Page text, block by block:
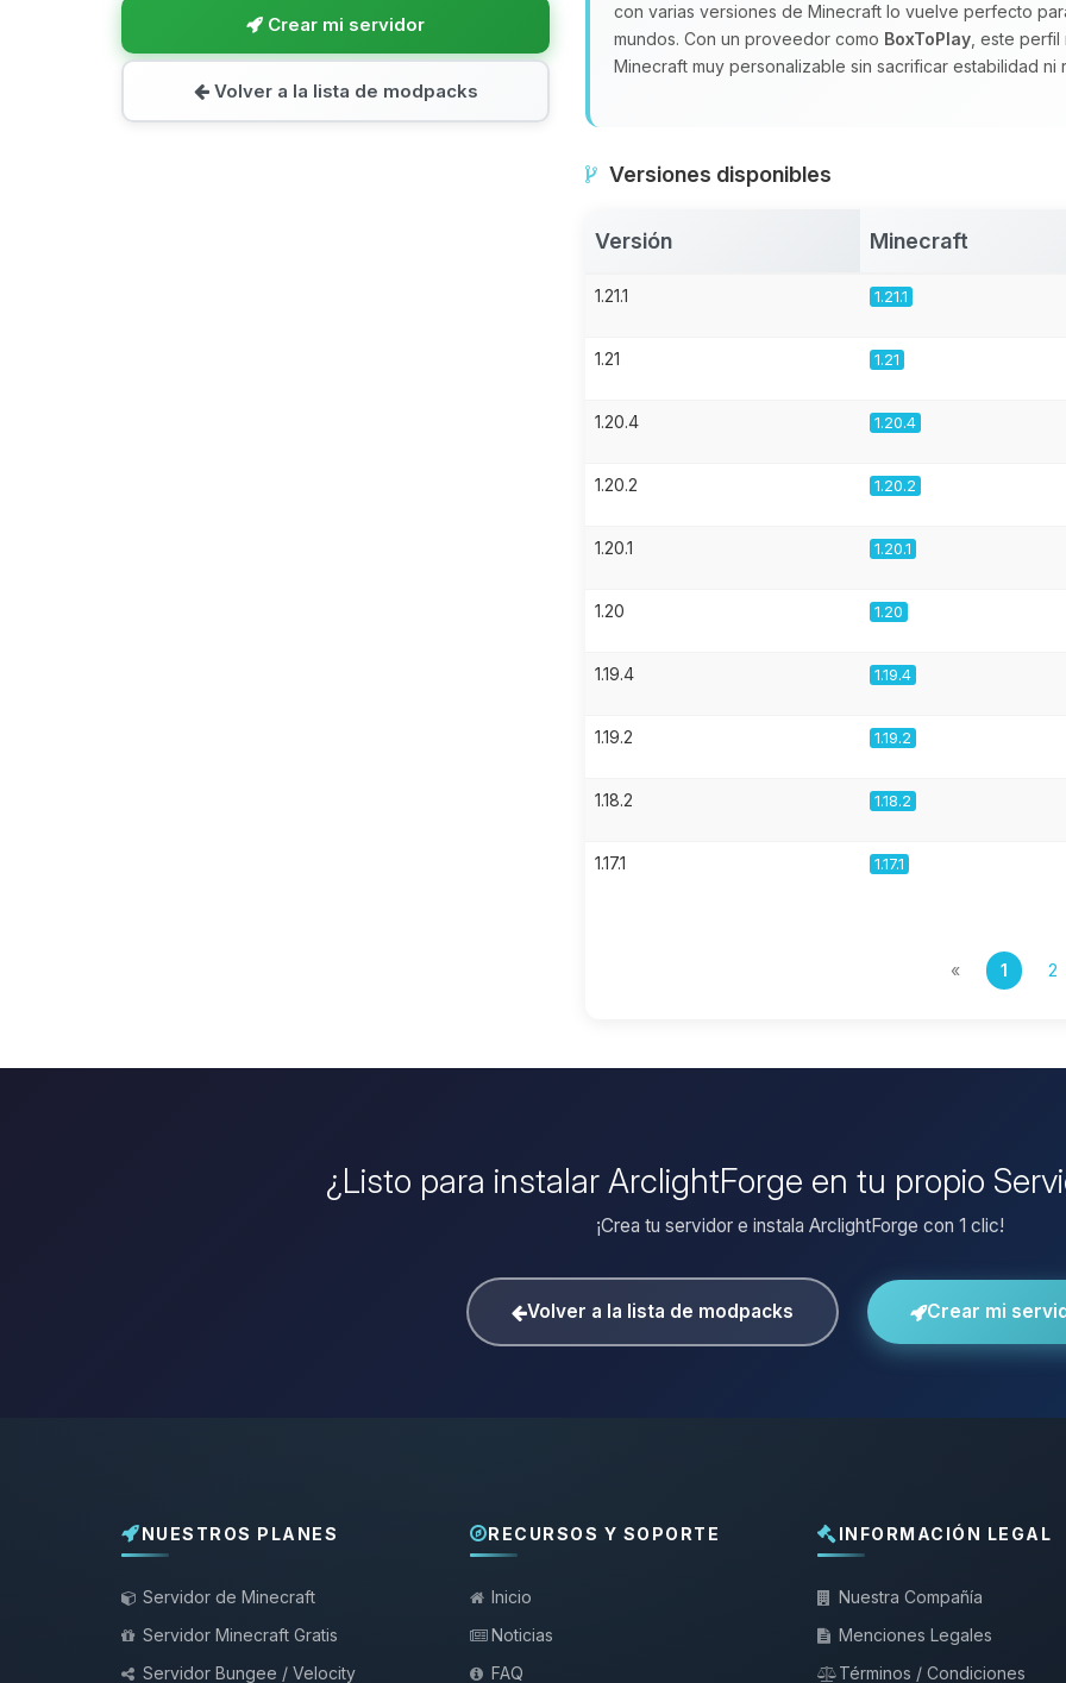
Crear mi servidor
Volver a la lista de modpacks
con varias versiones de Minecraft lo vuelve perfecto
mundos. Con un proveedor como BoxToPlay , este
Minecraft muy personalizable sin sacrificar estabilidad ni
Versiones disponibles
Versión Minecraft
1.21.1 1.21.1
1.21 1.21
1.20.4 1.20.4
1.20.2 1.20.2
1.20.1 1.20.1
1.20 1.20
1.19.4 1.19.4
1.19.2 1.19.2
1.18.2 1.18.2
1.17.1 1.17.1
« 1 2
¿Listo para instalar ArclightForge en tu propio
¡Crea tu servidor e instala ArclightForge con 1 clic!
Volver a la lista de modpacks Crear mi
NUESTROS PLANES
Servidor de Minecraft
Servidor Minecraft Gratis
Servidor Bungee / Velocity
RECURSOS Y SOPORTE
Inicio
Noticias
FAQ
INFORMACIÓN LEGAL
Nuestra Compañía
Menciones Legales
Términos / Condiciones